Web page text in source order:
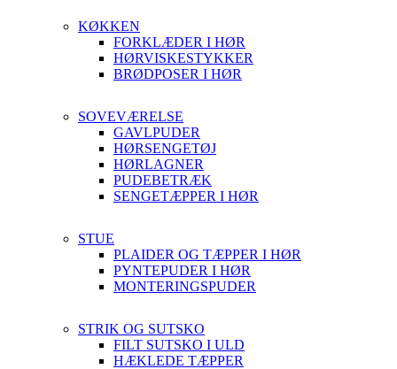
KØKKEN
FORKLÆDER I HØR
HØRVISKESTYKKER
BRØDPOSER I HØR
SOVEVÆRELSE
GAVLPUDER
HØRSENGETØJ
HØRLAGNER
PUDEBETRÆK
SENGETÆPPER I HØR
STUE
PLAIDER OG TÆPPER I HØR
PYNTEPUDER I HØR
MONTERINGSPUDER
STRIK OG SUTSKO
FILT SUTSKO I ULD
HÆKLEDE TÆPPER